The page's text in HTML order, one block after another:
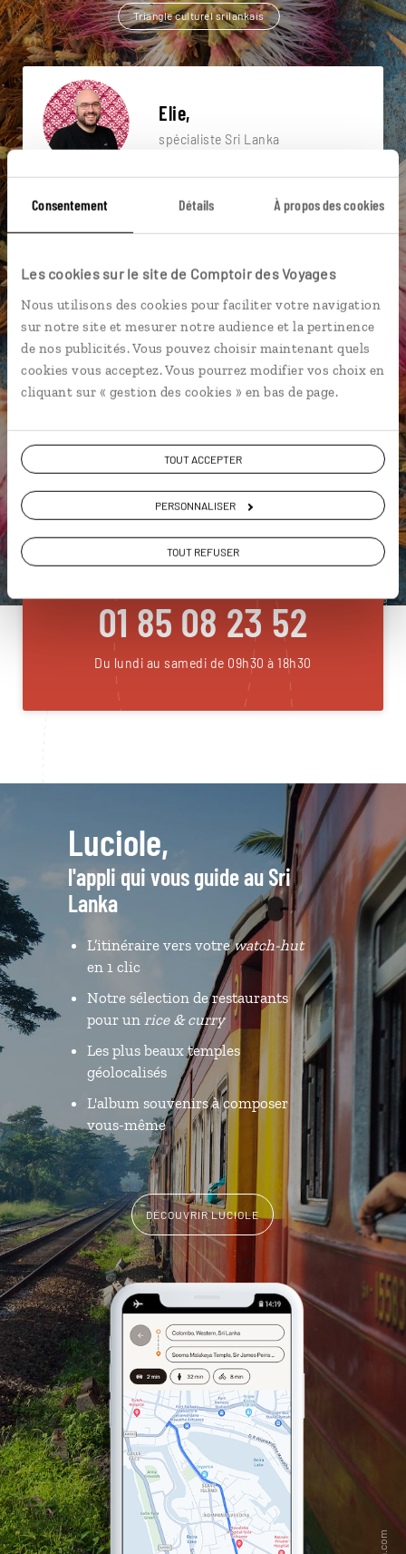
Consentement Détails À propos des cookies
Les cookies sur le site de Comptoir des Voyages
Nous utilisons des cookies pour faciliter votre navigation
sur notre site et mesurer notre audience et la pertinence
de nos publicités. Vous pouvez choisir maintenant quels
cookies vous acceptez. Vous pourrez modifier vos choix en
cliquant sur « gestion des cookies » en bas de page.
TOUT ACCEPTER
PERSONNALISER
TOUT REFUSER
Triangle culturel srilankais
Elie,
spécialiste Sri Lanka
spécialistes
près de vos envies et de la réalité du pays.
Échangez en face à face ou depuis nos studios
connectés en agence, mais aussi par email ou
téléphone.
Vous gardez le même interlocuteur avant,
pendant et après votre voyage.
DEMANDER UN DEVIS
ou
Construisez votre voyage avec un spécialiste Sri
01 85 08 23 52
Du lundi au samedi de 09h30 à 18h30
Luciole,
l'appli qui vous guide au Sri
Lanka
L’itinéraire vers votrewatch-hut
en 1 clic
Notre sélection de restaurants
pour un rice & curry
Les plus beaux temples
géolocalisés
L'album souvenirs à composer
vous-même
DÉCOUVRIR LUCIOLE